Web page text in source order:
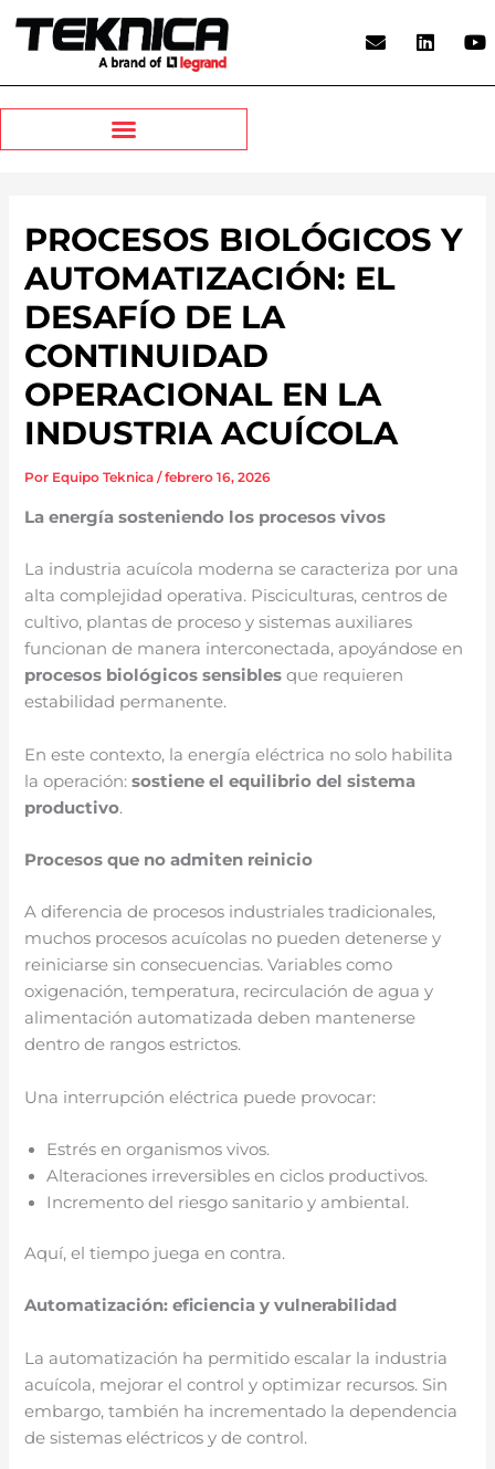
E
n
e
L
i
k
Y
o
t
PROCESOS BIOLÓGICOS Y
AUTOMATIZACIÓN: EL
DESAFÍO DE LA
CONTINUIDAD
OPERACIONAL EN LA
INDUSTRIA ACUÍCOLA
Por Equipo Teknica/febrero 16, 2026
La energía sosteniendo los procesos vivos
La industria acuícola moderna se caracteriza por una
alta complejidad operativa. Pisciculturas, centros de
cultivo, plantas de proceso y sistemas auxiliares
funcionan de manera interconectada, apoyándose en
procesos biológicos sensibles que requieren
estabilidad permanente.
En este contexto, la energía eléctrica no solo habilita
la operación:sostiene el equilibrio del sistema
productivo.
Procesos que no admiten reinicio
A diferencia de procesos industriales tradicionales,
muchos procesos acuícolas no pueden detenerse y
reiniciarse sin consecuencias. Variables como
oxigenación, temperatura, recirculación de agua y
alimentación automatizada deben mantenerse
dentro de rangos estrictos.
Una interrupción eléctrica puede provocar:
Estrés en organismos vivos.
Alteraciones irreversibles en ciclos productivos.
Incremento del riesgo sanitario y ambiental.
Aquí, el tiempo juega en contra.
Automatización: eficiencia y vulnerabilidad
La automatización ha permitido escalar la industria
acuícola, mejorar el control y optimizar recursos. Sin
embargo, también ha incrementado la dependencia
de sistemas eléctricos y de control.